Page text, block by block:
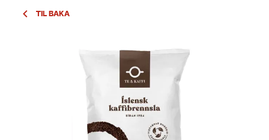
TIL BAKA